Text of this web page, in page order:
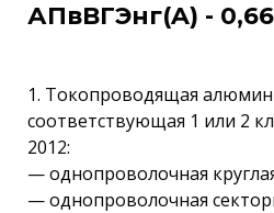
АПвВГЭнг(A) -
1. Токопроводящая
соответствующая 1 или 2
2012:
— однопроволочная
— однопроволочная